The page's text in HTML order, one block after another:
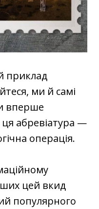
приклад
ми й самі
вперше
абревіатура —
операція.
цей вкид
популярного